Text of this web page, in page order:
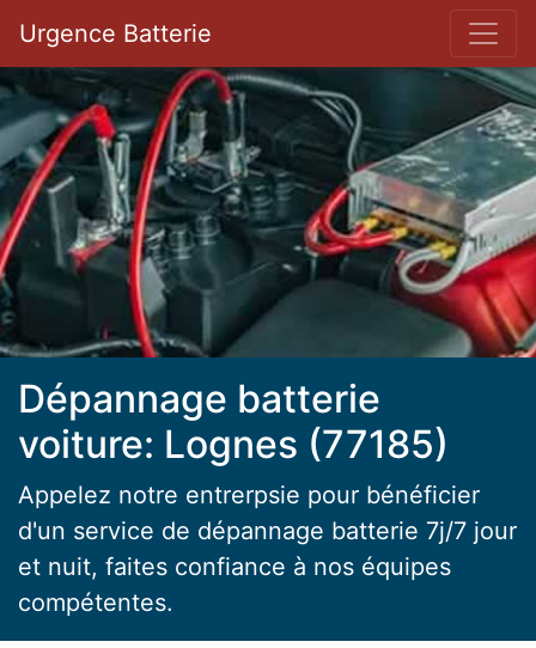
Urgence Batterie Bar
Dépannage batterie
voiture: Lognes (77185)
Appelez notre entrerpsie pour bénéficier
d'un service de dépannage batterie 7j/7 jour
et nuit, faites confiance à nos équipes
compétentes.